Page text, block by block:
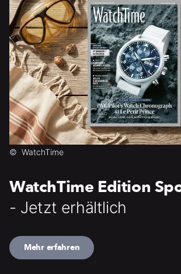
© WatchTime
WatchTime Edition
- Jetzt erhältlich
Mehr erfahren